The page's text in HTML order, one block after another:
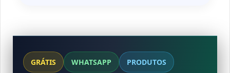
GRÁTIS WHATSAPP PRODUTOS